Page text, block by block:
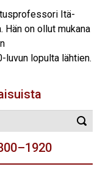
Itä-
on ollut mukana
lopulta lähtien.
haku